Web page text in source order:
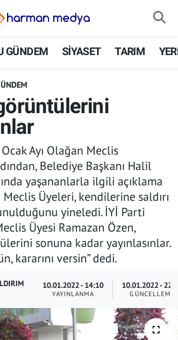
GÜNDEM SİYASET TARIM
Ayı Olağan Meclis
Belediye Başkanı Halil
yaşananlarla ilgili açıklama
Üyeleri, kendilerine saldırı
yineledi. İYİ Parti
Üyesi Ramazan Özen,
sonuna kadar yayınlasınlar.
kararını versin” dedi.
10.01.2022 - 14:10
YAYINLANMA
10.01.2022 -
GÜNCELLEME
Eczaneler
Yoğunluk Haritası
Durumu ve Fikstür